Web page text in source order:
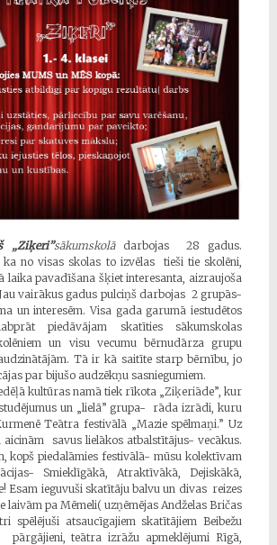
„Ziķeri”sākumskolādarbojas 28 gadus.
no visas skolas to izvēlas tieši tie skolēni,
laika pavadīšana šķiet interesanta, aizraujoša
vairākus gadus pulciņš darbojas 2 grupās-
un interesēm. Visa gada garumā iestudētos
piedāvājam skatīties sākumskolas
un visu vecumu bērnudārza grupu
Tā ir kā saitīte starp bērnību, jo
par bijušo audzēkņu sasniegumiem.
kultūras namā tiek rīkota „Ziķeriāde”, kur
un „lielā” grupa- rāda izrādi, kuru
Teātra festivālā „Mazie spēlmaņi.” Uz
savus lielākos atbalstītājus- vecākus.
kopš piedalāmies festivālā- mūsu kolektīvam
Smieklīgākā, Atraktīvākā, Dejiskākā,
Esam ieguvuši skatītāju balvu un divas reizes
laivām pa Mēmeli( uzņēmējas Andželas Bričas
spēlējuši atsaucīgajiem skatītājiem Beibežu
pārgājieni, teātra izrāžu apmeklējumi Rīgā,